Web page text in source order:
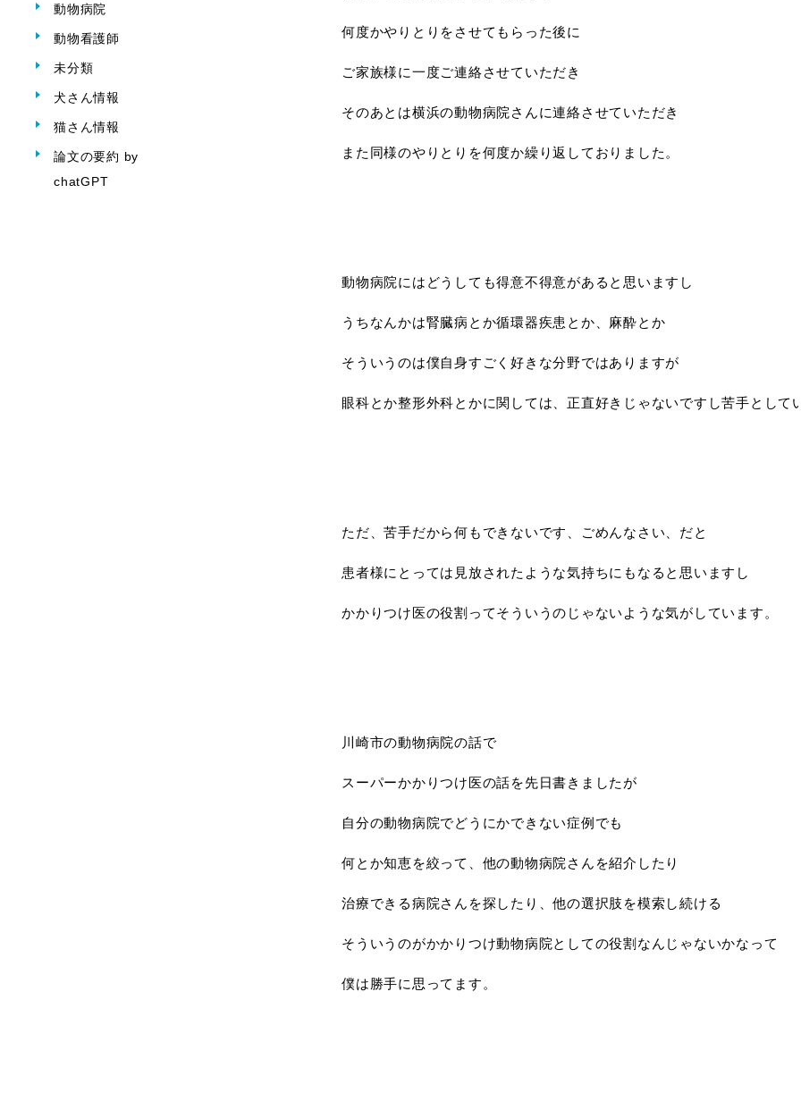
動物病院
動物看護師
未分類
犬さん情報
猫さん情報
論文の要約 by
chatGPT
何度かやりとりをさせてもらった後に
ご家族様に一度ご連絡させていただき
そのあとは横浜の動物病院さんに連絡させていただき
また同様のやりとりを何度か繰り返しておりました。
動物病院にはどうしても得意不得意があると思いますし
うちなんかは腎臓病とか循環器疾患とか、麻酔とか
そういうのは僕自身すごく好きな分野ではありますが
眼科とか整形外科とかに関しては、正直好きじゃないですし苦手として
ただ、苦手だから何もできないです、ごめんなさい、だと
患者様にとっては見放されたような気持ちにもなると思いますし
かかりつけ医の役割ってそういうのじゃないような気がしています。
川崎市の動物病院の話で
スーパーかかりつけ医の話を先日書きましたが
自分の動物病院でどうにかできない症例でも
何とか知恵を絞って、他の動物病院さんを紹介したり
治療できる病院さんを探したり、他の選択肢を模索し続ける
そういうのがかかりつけ動物病院としての役割なんじゃないかなって
僕は勝手に思ってます。